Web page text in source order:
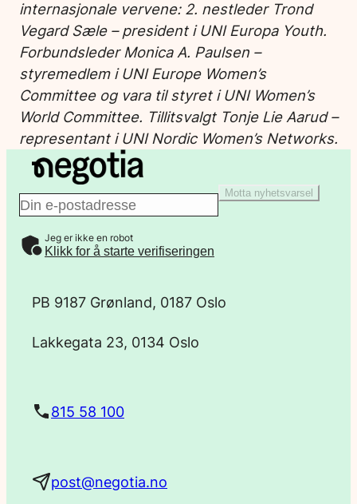
internasjonale vervene: 2. nestleder Trond
Vegard Sæle – president i UNI Europa Youth.
Forbundsleder Monica A. Paulsen –
styremedlem i UNI Europe Women’s
Committee og vara til styret i UNI Women’s
World Committee. Tillitsvalgt Tonje Lie Aarud –
representant i UNI Nordic Women’s Networks.
E
-
Motta nyhetsvarsel
Jeg er ikke en robot
Klikk for å starte verifiseringen
PB 9187 Grønland, 0187 Oslo
Lakkegata 23, 0134 Oslo
815 58 100
post@negotia.no